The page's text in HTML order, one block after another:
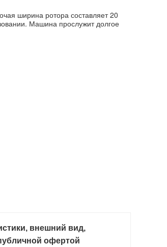
ширина ротора составляет 20
Машина прослужит долгое
внешний вид,
офертой